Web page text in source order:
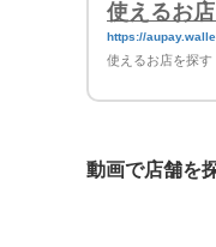
使えるお
https://
使えるお店を探す
動画で店舗を